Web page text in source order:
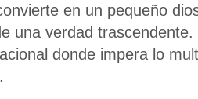
en un pequeño
una verdad
donde impera lo